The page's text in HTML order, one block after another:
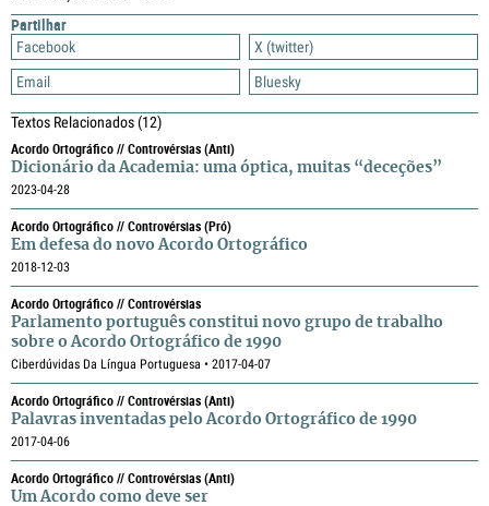
Partilhar
Facebook
X (twitter)
Email
Bluesky
Textos Relacionados(12)
Acordo Ortográfico // Controvérsias (anti)
Dicionário da Academia: uma óptica, muitas “deceções”
2023-04-28
Acordo Ortográfico // Controvérsias (pró)
Em defesa do novo Acordo Ortográfico
2018-12-03
Acordo Ortográfico // Controvérsias
Parlamento português constitui novo grupo de trabalho
sobre o Acordo Ortográfico de 1990
Ciberdúvidas Da Língua Portuguesa • 2017-04-07
Acordo Ortográfico // Controvérsias (anti)
Palavras inventadas pelo Acordo Ortográfico de 1990
2017-04-06
Acordo Ortográfico // Controvérsias (anti)
Um Acordo como deve ser